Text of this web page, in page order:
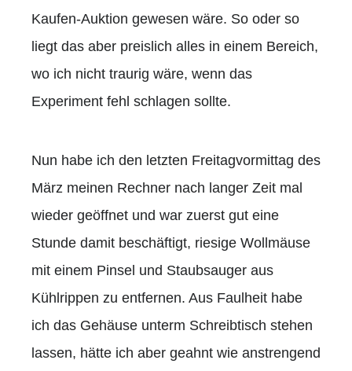
Kaufen-Auktion gewesen wäre. So oder so
liegt das aber preislich alles in einem Bereich,
wo ich nicht traurig wäre, wenn das
Experiment fehl schlagen sollte.
Nun habe ich den letzten Freitagvormittag des
März meinen Rechner nach langer Zeit mal
wieder geöffnet und war zuerst gut eine
Stunde damit beschäftigt, riesige Wollmäuse
mit einem Pinsel und Staubsauger aus
Kühlrippen zu entfernen. Aus Faulheit habe
ich das Gehäuse unterm Schreibtisch stehen
lassen, hätte ich aber geahnt wie anstrengend